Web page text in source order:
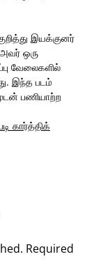
இயக்குனர்
அவர் ஒரு
வேலைகளில்
இந்த படம்
பணியாற்ற
Required